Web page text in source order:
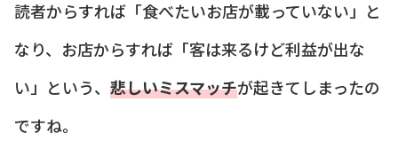
読者からすれば「食べたいお店が載っていない」と
なり、お店からすれば「客は来るけど利益が出な
い」という、 悲しいミスマッチが起きてしまったの
ですね。